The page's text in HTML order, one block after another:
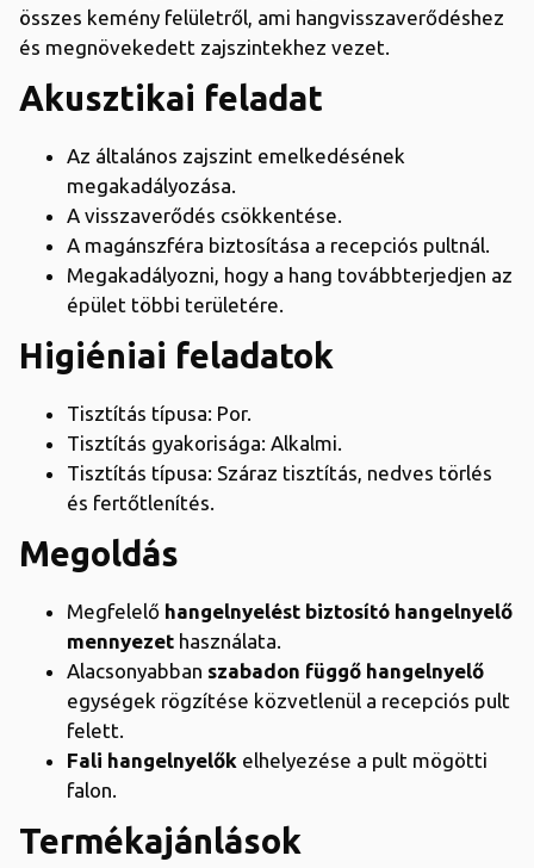
összes kemény felületről, ami hangvisszaverődéshez
és megnövekedett zajszintekhez vezet.
Akusztikai feladat
Az általános zajszint emelkedésének
megakadályozása.
A visszaverődés csökkentése.
A magánszféra biztosítása a recepciós pultnál.
Megakadályozni, hogy a hang továbbterjedjen az
épület többi területére.
Higiéniai feladatok
Tisztítás típusa: Por.
Tisztítás gyakorisága: Alkalmi.
Tisztítás típusa: Száraz tisztítás, nedves törlés
és fertőtlenítés.
Megoldás
Megfelelő hangelnyelést biztosító hangelnyelő
mennyezet használata.
Alacsonyabban szabadon függő hangelnyelő
egységek rögzítése közvetlenül a recepciós pult
felett.
Fali hangelnyelők elhelyezése a pult mögötti
falon.
Termékajánlások